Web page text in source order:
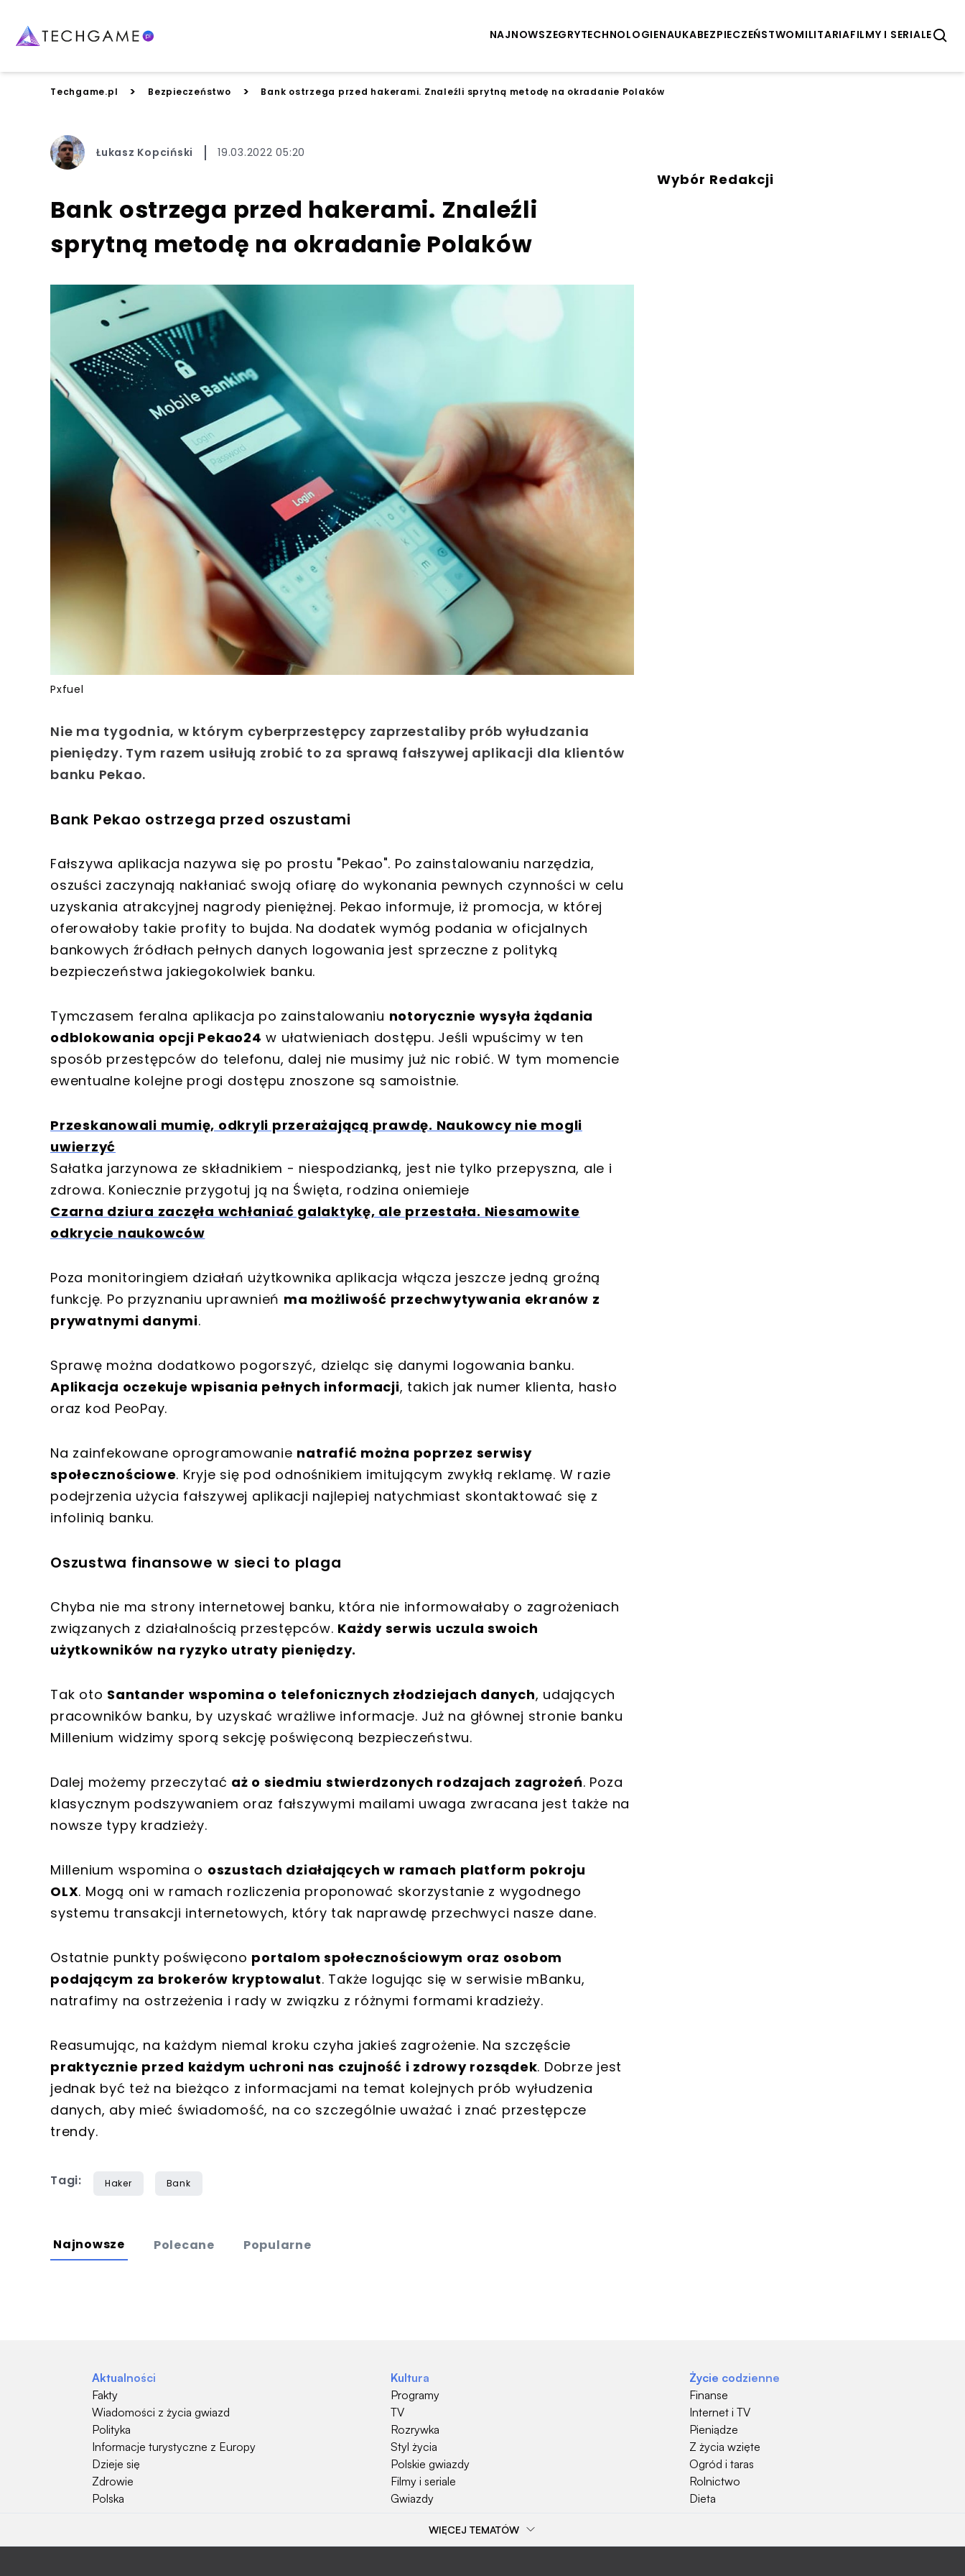
NAJNOWSZEGRYTECHNOLOGIENAUKABEZPIECZEŃSTWOMILITARIAFILMY I SERIALE
Techgame.pl > Bezpieczeństwo > Bank ostrzega przed hakerami. Znaleźli sprytną metodę na okradanie Polaków
Łukasz Kopciński 19.03.2022 05:20
Bank ostrzega przed hakerami. Znaleźli
sprytną metodę na okradanie Polaków
Pxfuel
Nie ma tygodnia, w którym cyberprzestępcy zaprzestaliby prób wyłudzania
pieniędzy. Tym razem usiłują zrobić to za sprawą fałszywej aplikacji dla klientów
banku Pekao.
Bank Pekao ostrzega przed oszustami
Fałszywa aplikacja nazywa się po prostu "Pekao". Po zainstalowaniu narzędzia,
oszuści zaczynają nakłaniać swoją ofiarę do wykonania pewnych czynności w celu
uzyskania atrakcyjnej nagrody pieniężnej. Pekao informuje, iż promocja, w której
oferowałoby takie profity to bujda. Na dodatek wymóg podania w oficjalnych
bankowych źródłach pełnych danych logowania jest sprzeczne z polityką
bezpieczeństwa jakiegokolwiek banku.
Tymczasem feralna aplikacja po zainstalowaniu notorycznie wysyła żądania
odblokowania opcji Pekao24 w ułatwieniach dostępu. Jeśli wpuścimy w ten
sposób przestępców do telefonu, dalej nie musimy już nic robić. W tym momencie
ewentualne kolejne progi dostępu znoszone są samoistnie.
Przeskanowali mumię, odkryli przerażającą prawdę. Naukowcy nie mogli
uwierzyć
Sałatka jarzynowa ze składnikiem - niespodzianką, jest nie tylko przepyszna, ale i
zdrowa. Koniecznie przygotuj ją na Święta, rodzina oniemieje
Czarna dziura zaczęła wchłaniać galaktykę, ale przestała. Niesamowite
odkrycie naukowców
Poza monitoringiem działań użytkownika aplikacja włącza jeszcze jedną groźną
funkcję. Po przyznaniu uprawnień ma możliwość przechwytywania ekranów z
prywatnymi danymi.
Sprawę można dodatkowo pogorszyć, dzieląc się danymi logowania banku.
Aplikacja oczekuje wpisania pełnych informacji, takich jak numer klienta, hasło
oraz kod PeoPay.
Na zainfekowane oprogramowanie natrafić można poprzez serwisy
społecznościowe. Kryje się pod odnośnikiem imitującym zwykłą reklamę. W razie
podejrzenia użycia fałszywej aplikacji najlepiej natychmiast skontaktować się z
infolinią banku.
Oszustwa finansowe w sieci to plaga
Chyba nie ma strony internetowej banku, która nie informowałaby o zagrożeniach
związanych z działalnością przestępców. Każdy serwis uczula swoich
użytkowników na ryzyko utraty pieniędzy.
Tak oto Santander wspomina o telefonicznych złodziejach danych, udających
pracowników banku, by uzyskać wrażliwe informacje. Już na głównej stronie banku
Millenium widzimy sporą sekcję poświęconą bezpieczeństwu.
Dalej możemy przeczytać aż o siedmiu stwierdzonych rodzajach zagrożeń. Poza
klasycznym podszywaniem oraz fałszywymi mailami uwaga zwracana jest także na
nowsze typy kradzieży.
Millenium wspomina o oszustach działających w ramach platform pokroju
OLX. Mogą oni w ramach rozliczenia proponować skorzystanie z wygodnego
systemu transakcji internetowych, który tak naprawdę przechwyci nasze dane.
Ostatnie punkty poświęcono portalom społecznościowym oraz osobom
podającym za brokerów kryptowalut. Także logując się w serwisie mBanku,
natrafimy na ostrzeżenia i rady w związku z różnymi formami kradzieży.
Reasumując, na każdym niemal kroku czyha jakieś zagrożenie. Na szczęście
praktycznie przed każdym uchroni nas czujność i zdrowy rozsądek. Dobrze jest
jednak być też na bieżąco z informacjami na temat kolejnych prób wyłudzenia
danych, aby mieć świadomość, na co szczególnie uważać i znać przestępcze
trendy.
Tagi: Haker Bank
Wybór Redakcji
Najnowsze Polecane Popularne
Aktualności
Fakty
Wiadomości z życia gwiazd
Polityka
Informacje turystyczne z Europy
Dzieje się
Zdrowie
Polska
Kultura
Programy
TV
Rozrywka
Styl życia
Polskie gwiazdy
Filmy i seriale
Gwiazdy
Życie codzienne
Finanse
Internet i TV
Pieniądze
Z życia wzięte
Ogród i taras
Rolnictwo
Dieta
Hobby
Popularne tematy
WIĘCEJ TEMATÓW